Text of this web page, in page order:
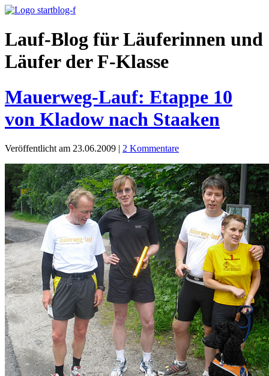
Lauf-Blog für Läuferinnen und
Läufer der F-Klasse
Mauerweg-Lauf: Etappe 10
von Kladow nach Staaken
Veröffentlicht am 23.06.2009 | 2 Kommentare